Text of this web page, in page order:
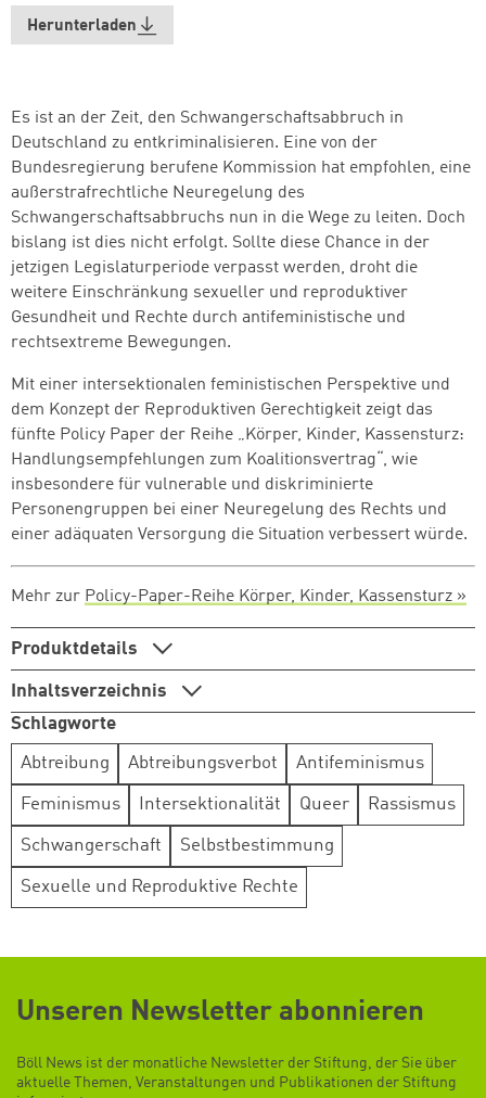
Herunterladen
Es ist an der Zeit, den Schwangerschaftsabbruch in
Deutschland zu entkriminalisieren. Eine von der
Bundesregierung berufene Kommission hat empfohlen, eine
außerstrafrechtliche Neuregelung des
Schwangerschaftsabbruchs nun in die Wege zu leiten. Doch
bislang ist dies nicht erfolgt. Sollte diese Chance in der
jetzigen Legislaturperiode verpasst werden, droht die
weitere Einschränkung sexueller und reproduktiver
Gesundheit und Rechte durch antifeministische und
rechtsextreme Bewegungen.
Mit einer intersektionalen feministischen Perspektive und
dem Konzept der Reproduktiven Gerechtigkeit zeigt das
fünfte Policy Paper der Reihe „Körper, Kinder, Kassensturz:
Handlungsempfehlungen zum Koalitionsvertrag“, wie
insbesondere für vulnerable und diskriminierte
Personengruppen bei einer Neuregelung des Rechts und
einer adäquaten Versorgung die Situation verbessert würde.
Mehr zur Policy-Paper-Reihe Körper, Kinder, Kassensturz »
Produktdetails
Inhaltsverzeichnis
Schlagworte
Abtreibung Abtreibungsverbot Antifeminismus
Feminismus Intersektionalität Queer Rassismus
Schwangerschaft Selbstbestimmung
Sexuelle und Reproduktive Rechte
weiter lesen Zum Warenkorb
Unseren Newsletter abonnieren
Böll News ist der monatliche Newsletter der Stiftung, der Sie über
aktuelle Themen, Veranstaltungen und Publikationen der Stiftung